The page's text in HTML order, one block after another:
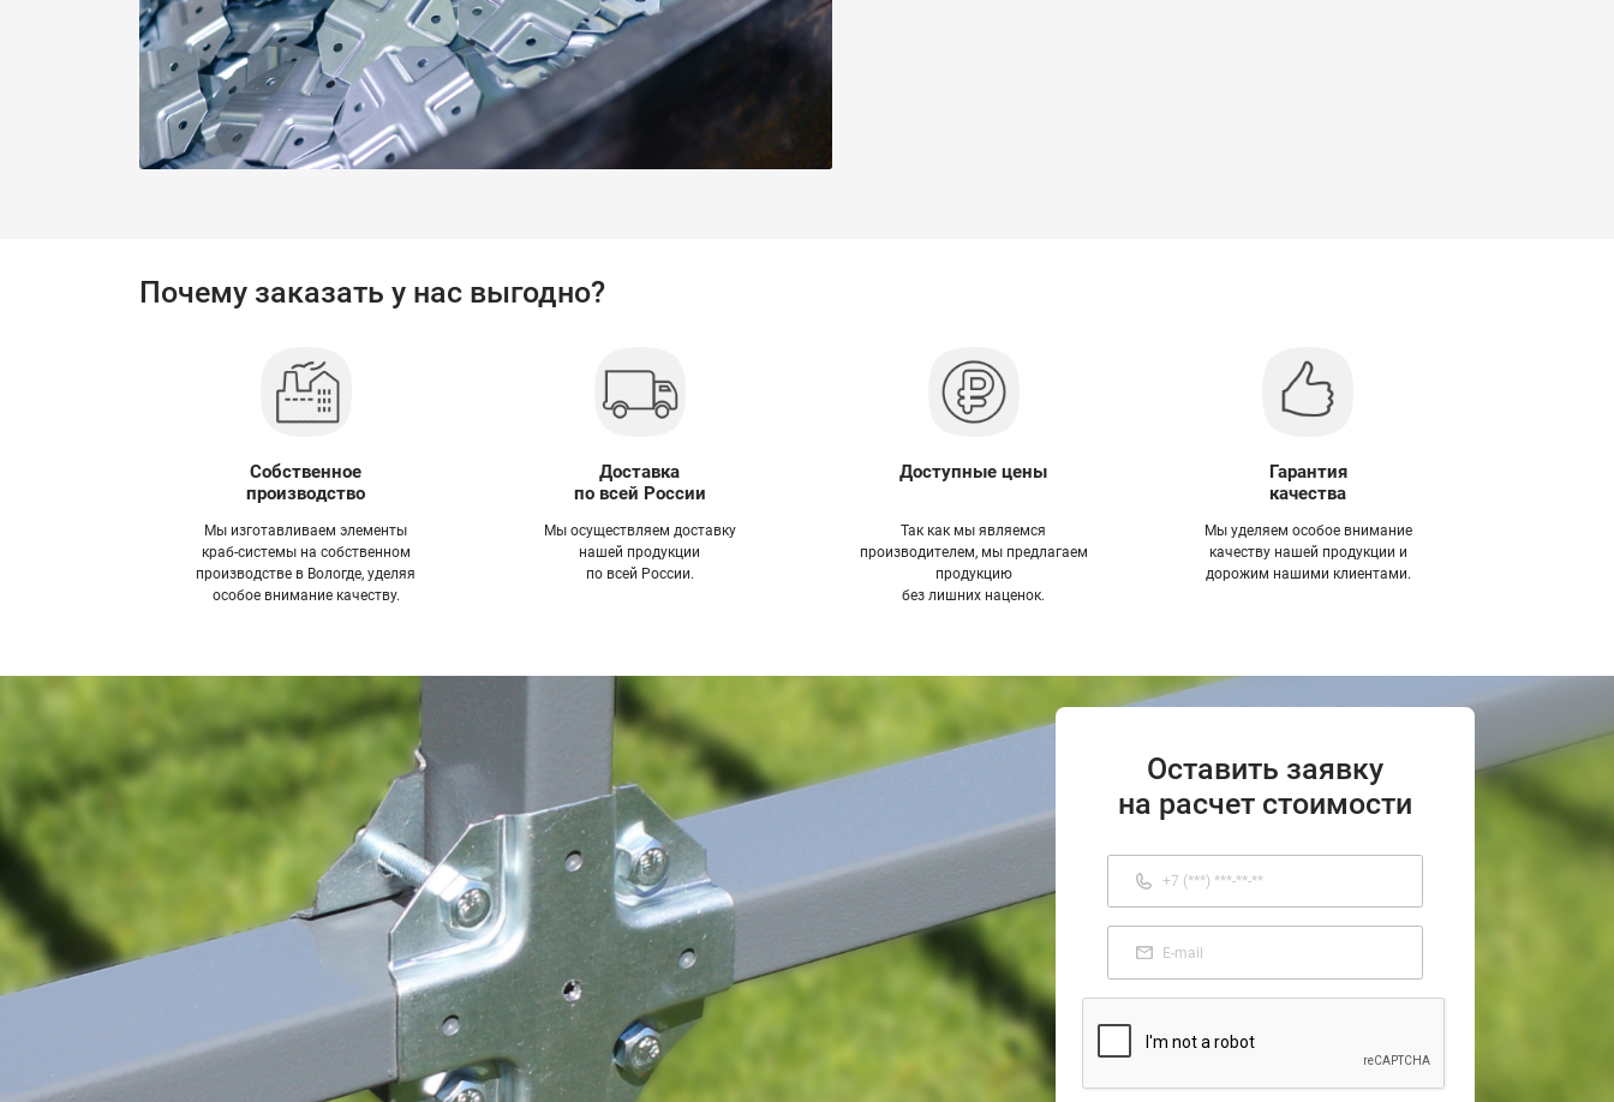
Почему заказать у нас выгодно?
Собственное
производство
Мы изготавливаем элементы
краб-системы на собственном
производстве в Вологде, уделяя
особое внимание качеству.
Доставка
по всей России
Мы осуществляем доставку
нашей продукции
по всей России.
Доступные цены
Так как мы являемся
производителем, мы предлагаем
продукцию
без лишних наценок.
Гарантия
качества
Мы уделяем особое внимание
качеству нашей продукции и
дорожим нашими клиентами.
Оставить заявку
на расчет стоимости